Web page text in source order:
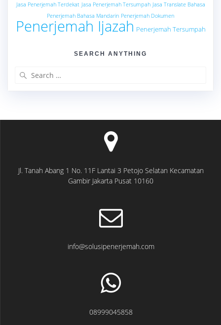
Jasa Penerjemah Terdekat Jasa Penerjemah Tersumpah Jasa Translate Bahasa
Penerjemah Bahasa Mandarin Penerjemah Dokumen
Penerjemah Ijazah Penerjemah Tersumpah
SEARCH ANYTHING
Jl. Tanah Abang 1 No. 11F Lantai 3 Petojo Selatan Kecamatan
Gambir Jakarta Pusat 10160
info@solusipenerjemah.com
08999045858